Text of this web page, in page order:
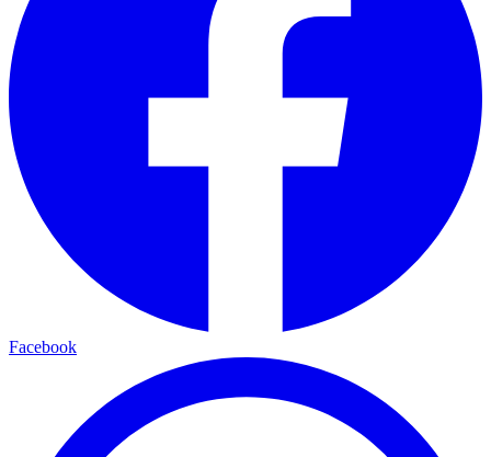
Facebook